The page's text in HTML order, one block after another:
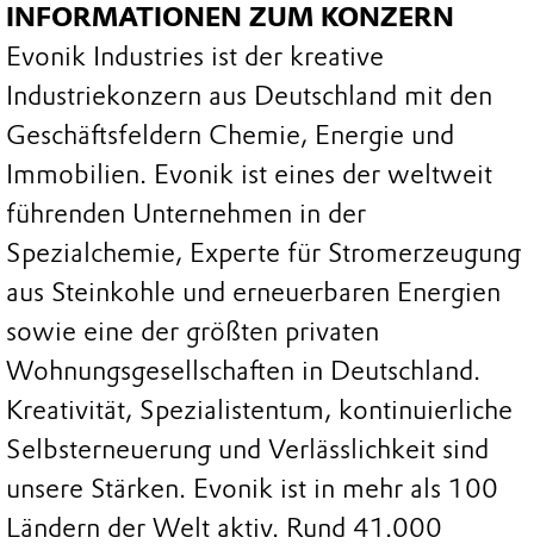
INFORMATIONEN ZUM KONZERN
Evonik Industries ist der kreative
Industriekonzern aus Deutschland mit den
Geschäftsfeldern Chemie, Energie und
Immobilien. Evonik ist eines der weltweit
führenden Unternehmen in der
Spezialchemie, Experte für Stromerzeugung
aus Steinkohle und erneuerbaren Energien
sowie eine der größten privaten
Wohnungsgesellschaften in Deutschland.
Kreativität, Spezialistentum, kontinuierliche
Selbsterneuerung und Verlässlichkeit sind
unsere Stärken. Evonik ist in mehr als 100
Ländern der Welt aktiv. Rund 41.000